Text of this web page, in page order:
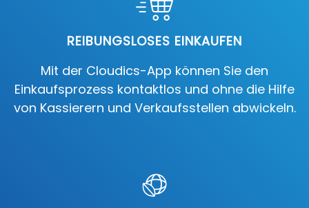
REIBUNGSLOSES EINKAUFEN
Mit der Cloudics-App können Sie den
Einkaufsprozess kontaktlos und ohne die Hilfe
von Kassierern und Verkaufsstellen abwickeln.